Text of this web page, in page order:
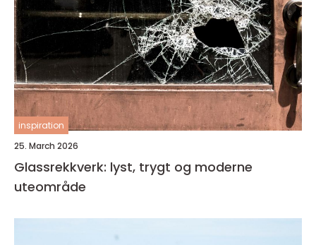
inspiration
25. March 2026
Glassrekkverk: lyst, trygt og moderne
uteområde